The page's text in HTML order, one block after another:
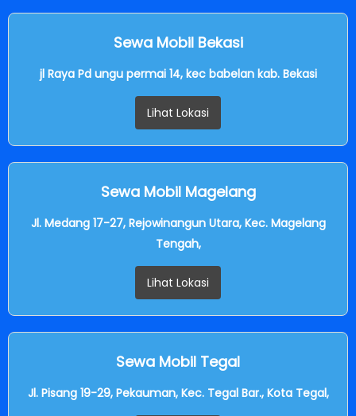
Sewa Mobil Bekasi
jl Raya Pd ungu permai 14, kec babelan kab. Bekasi
Lihat Lokasi
Sewa Mobil Magelang
Jl. Medang 17-27, Rejowinangun Utara, Kec. Magelang
Tengah,
Lihat Lokasi
Sewa Mobil Tegal
Jl. Pisang 19-29, Pekauman, Kec. Tegal Bar., Kota Tegal,